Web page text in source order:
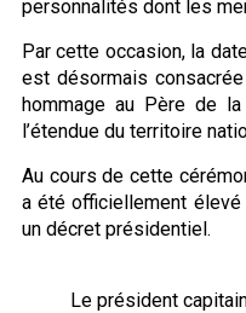
personnalités dont les
Par cette occasion, la
est désormais
hommage au Père de
l’étendue du territoire
Au cours de cette
a été officiellement
un décret présidentiel.
Le président